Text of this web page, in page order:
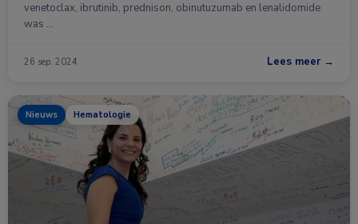
venetoclax, ibrutinib, prednison, obinutuzumab en lenalidomide
was …
26 sep. 2024 Lees meer →
Nieuws Hematologie